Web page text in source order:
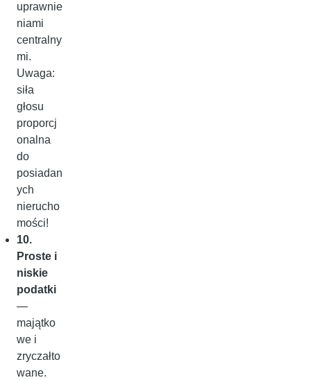
uprawnie
niami
centralny
mi.
Uwaga:
siła
głosu
proporcj
onalna
do
posiadan
ych
nierucho
mości!
10.
Proste i
niskie
podatki
—
majątko
we i
zryczałto
wane.